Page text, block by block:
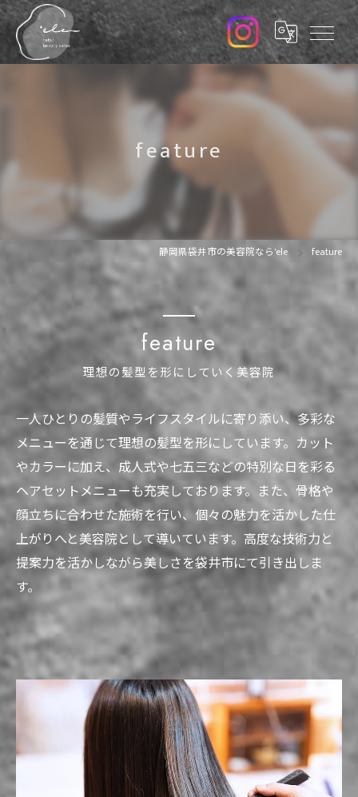
feature
静岡県袋井市の美容院なら'ele feature
理想の髪型を形にしていく美容院
feature
一人ひとりの髪質やライフスタイルに寄り添い、多彩な
メニューを通じて理想の髪型を形にしています。カット
やカラーに加え、成人式や七五三などの特別な日を彩る
ヘアセットメニューも充実しております。また、骨格や
顔立ちに合わせた施術を行い、個々の魅力を活かした仕
上がりへと美容院として導いています。高度な技術力と
提案力を活かしながら美しさを袋井市にて引き出しま
す。